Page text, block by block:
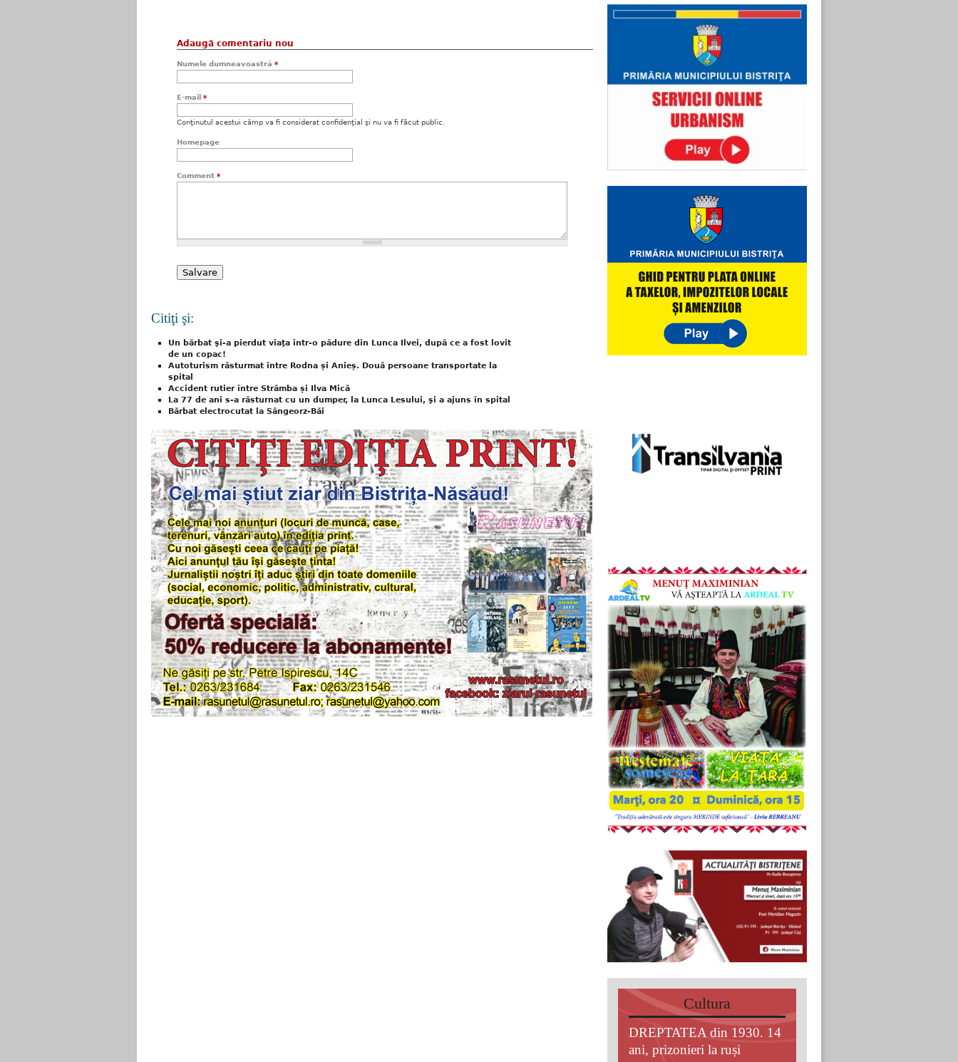
Adaugă comentariu nou
Numele dumneavoastră *
E-mail *
Conţinutul acestui câmp va fi considerat confidenţial şi nu va fi făcut public.
Homepage
Comment *
Citiţi şi:
Un bărbat şi-a pierdut viaţa într-o pădure din Lunca Ilvei, după ce a fost lovit
de un copac!
Autoturism răsturmat între Rodna și Anieș. Două persoane transportate la
spital
Accident rutier între Strâmba și Ilva Mică
La 77 de ani s-a răsturnat cu un dumper, la Lunca Lesului, şi a ajuns în spital
Bărbat electrocutat la Sângeorz-Băi
Cultura
DREPTATEA din 1930. 14
ani, prizonieri la ruși